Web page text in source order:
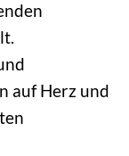
auf Herz und